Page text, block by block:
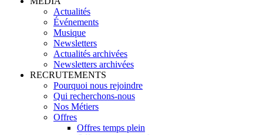
Actualités
Événements
Musique
Newsletters
Actualités archivées
Newsletters archivées
RECRUTEMENTS
Pourquoi nous rejoindre
Qui recherchons-nous
Nos Métiers
Offres
Offres temps plein